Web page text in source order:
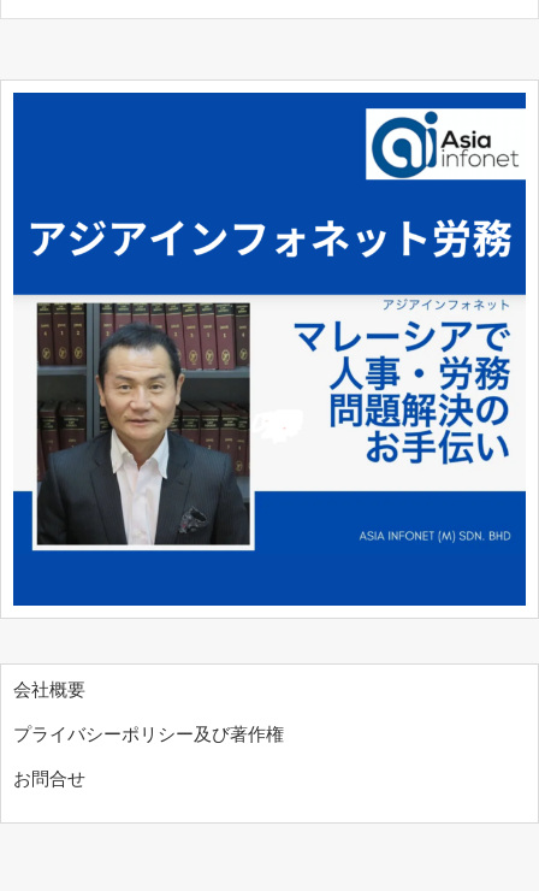
会社概要
プライバシーポリシー及び著作権
お問合せ